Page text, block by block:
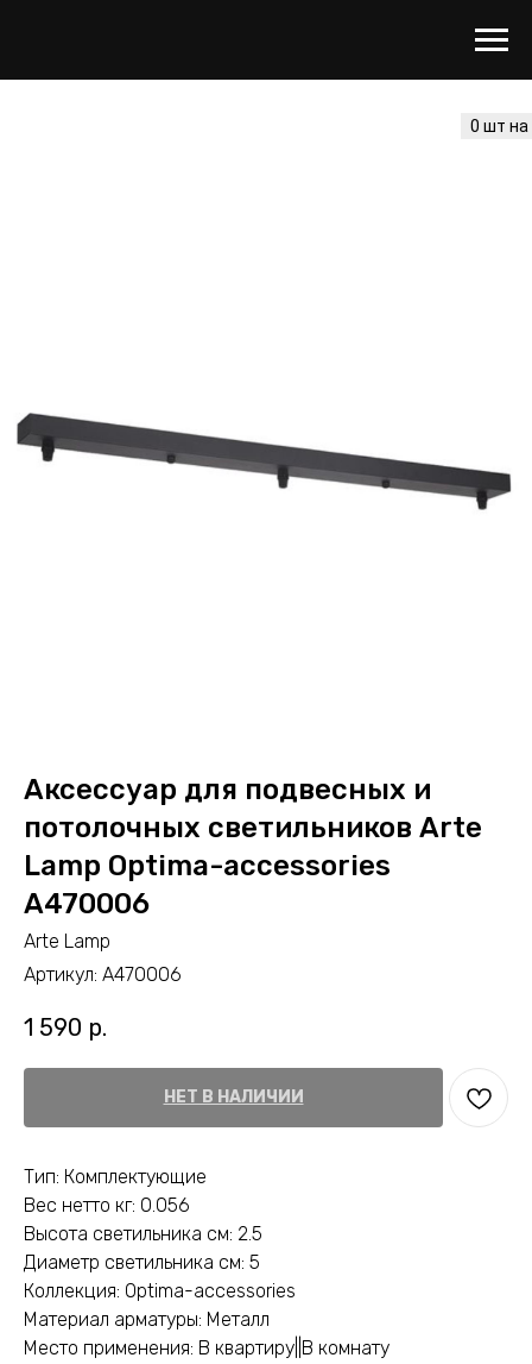
Аксессуар для подвесных и
потолочных светильников Arte
Lamp Optima-accessories
A470006
Arte Lamp
Артикул: A470006
1 590 р.
НЕТ В НАЛИЧИИ
Тип: Комплектующие
Вес нетто кг: 0.056
Высота светильника см: 2.5
Диаметр светильника см: 5
Коллекция: Optima-accessories
Материал арматуры: Металл
Место применения: В квартиру||В комнату